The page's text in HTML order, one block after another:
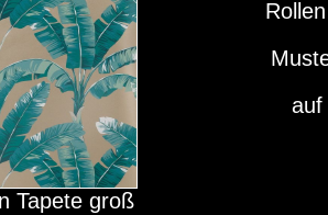
Tapete groß
auf